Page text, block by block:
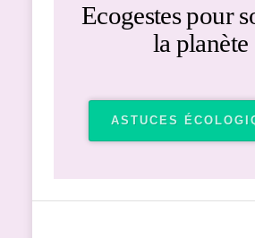
Ecogestes pour
la planète
ASTUCES